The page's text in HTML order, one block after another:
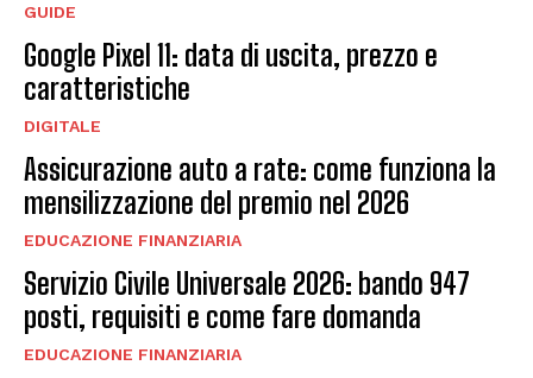
GUIDE
Google Pixel 11: data di uscita, prezzo e
caratteristiche
DIGITALE
Assicurazione auto a rate: come funziona la
mensilizzazione del premio nel 2026
EDUCAZIONE FINANZIARIA
Servizio Civile Universale 2026: bando 947
posti, requisiti e come fare domanda
EDUCAZIONE FINANZIARIA